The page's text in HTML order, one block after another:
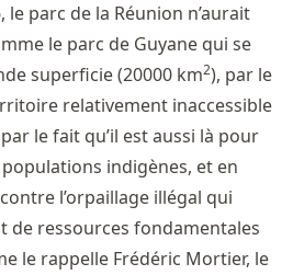
le parc de la Réunion n’aurait
le parc de Guyane qui se
superficie (20000 km2), par le
relativement inaccessible
le fait qu’il est aussi là pour
indigènes, et en
l’orpaillage illégal qui
de ressources fondamentales
le rappelle Frédéric Mortier, le